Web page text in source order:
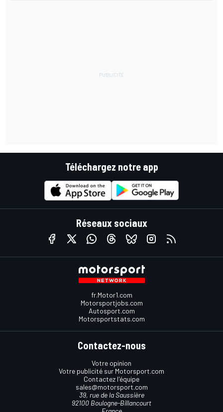
Téléchargez notre app
Réseaux sociaux
fr.Motor1.com
Motorsportjobs.com
Autosport.com
Motorsportstats.com
Contactez-nous
Votre opinion
Votre publicité sur Motorsport.com
Contactez l'équipe
sales@motorsport.com
39, rue de la Saussière
92100 Boulogne-Billancourt